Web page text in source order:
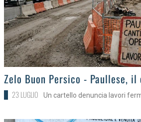
>
Zelo Buon Persico - Paullese,
23 LUGLIO Un cartello denuncia lavori